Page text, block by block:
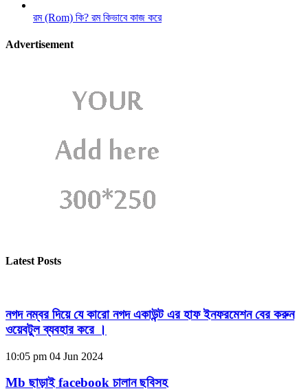
রম (Rom) কি? রম কিভাবে কাজ করে
Advertisement
Latest Posts
নগদ নম্বর দিয়ে যে কারো নগদ একাউন্ট এর হাফ ইনফরমেশন বের করুন
ওয়েবটুল ব্যবহার করে ।
10:05 pm 04 Jun 2024
Mb ছাড়াই facebook চালান ছবিসহ